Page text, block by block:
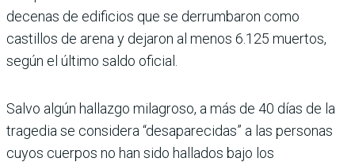
decenas de edificios que se derrumbaron como
castillos de arena y dejaron al menos 6.125 muertos,
según el último saldo oficial.
Salvo algún hallazgo milagroso, a más de 40 días de la
tragedia se considera “desaparecidas” a las personas
cuyos cuerpos no han sido hallados bajo los